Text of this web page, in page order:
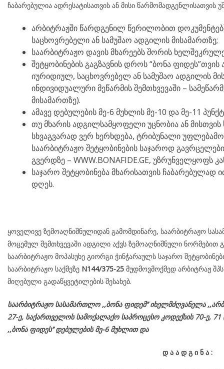
ჩაბარებულია ადრესატისათვის ან მისი
არბიტრაჟში წარდგენილ წერილობით
საცხოვრებელი ან სამუშაო ადგილის მისამართზე;
საარბიტრაჟო დავის მხარეებს შორის
შეტყობინების გაგზავნის დროს “ბონა
იურიდიულ, საცხოვრებელ ან სამუშაო ადგილის
ინდივიდუალური მეწარმის შემთხვევაში –
მისამართზე).
ამავე დებულების მე-6 მუხლის მე-10 და მე-11
თუ მხარის ადგილსამყოფელი უცნობია ან მისთვის
სხვაგვარად ვერ ხერხდება, ტრიბუნალი
საარბიტრაჟო შეტყობინების საჯაროდ
გვერდზე – WWW.BONAFIDE.GE, უზრუნველყოფს
საჯარო შეტყობინება მხარისათვის ჩაბარებულად
დღეს.
ყოველივე ზემოაღნიშნულიდან გამომდინარე, საარბიტრაჟო
მოცემულ შემთხვევაში ადგილი აქვს ზემოაღნიშნული ნორმებით
საარბიტრაჟო მოპასუხე გიორგი ჭინჭარაულს საჯარო
საარბიტრაჟო საქმეზე N144/375-25 მუდმოვმოქმედ არბიტრაჟ
მიღებული გადაწყვეტილების შესახებ.
საარბიტრაჟო სასამართლო ,,ბონა ფიდემ’’ იხელმძღვანელა
27-ე, საქართველოს სამოქალაქო საპროცესო კოდექსის 70-ე, 71
,,ბონა ფიდეს’’ დებულების მე-6 მუხლით და
დ ა ა დ გ ი ნ ა :